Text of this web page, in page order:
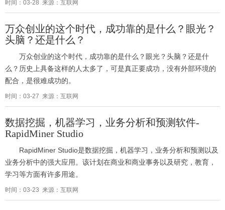
时间：03-28 来源：互联网
万众创业的这个时代，成功靠的是什么？眼光？
头脑？还是什么？
万众创业的这个时代，成功靠的是什么？眼光？头脑？还是什
么？历史上具备这样的人太多了，可是真正要成功，没有外部环境的
配合，是很难成功的。
时间：03-27 来源：互联网
数据挖掘，机器学习，业务分析和预测软件-
RapidMiner Studio
RapidMiner Studio是数据挖掘，机器学习，业务分析和预测以及
业务分析中的强大应用。该计划在商业和商业事务以及研究，教育，
学习等方面有许多用途。
时间：03-23 来源：互联网